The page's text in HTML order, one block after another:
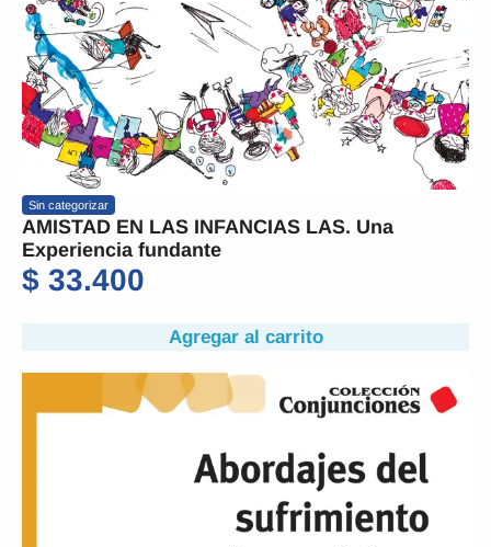
Sin categorizar
AMISTAD EN LAS INFANCIAS LAS. Una
Experiencia fundante
$ 33.400
Agregar al carrito